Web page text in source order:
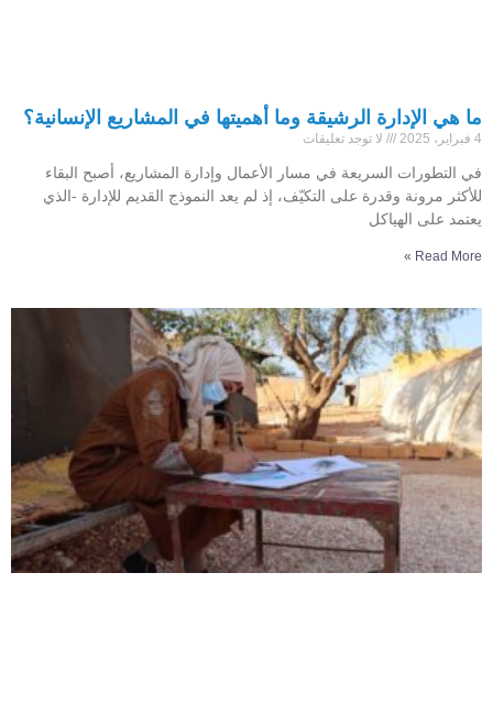
ما هي الإدارة الرشيقة وما أهميتها في المشاريع الإنسانية؟
4 فبراير، 2025 لا توجد تعليقات
في التطورات السريعة في مسار الأعمال وإدارة المشاريع، أصبح البقاء
للأكثر مرونة وقدرة على التكيّف، إذ لم يعد النموذج القديم للإدارة -الذي
يعتمد على الهياكل
Read More »